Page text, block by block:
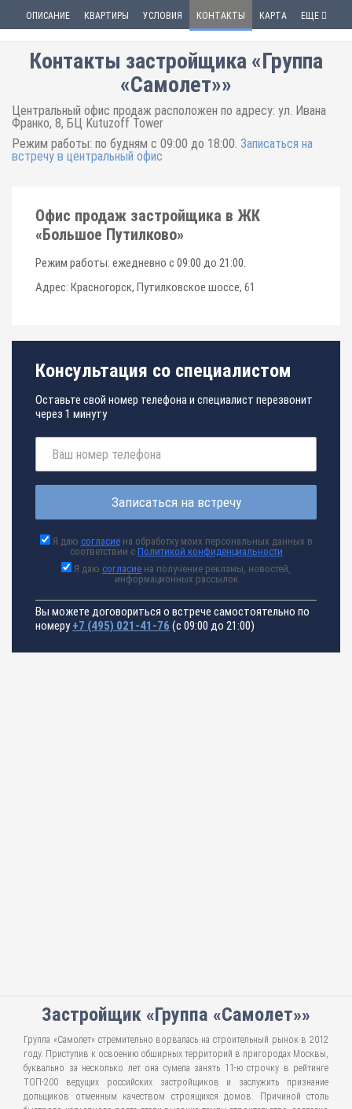
ОПИСАНИЕ КВАРТИРЫ УСЛОВИЯ КОНТАКТЫ КАРТА ЕЩЕ
Контакты застройщика «Группа
«Самолет»»
Центральный офис продаж расположен по адресу: ул. Ивана
Франко, 8, БЦ Kutuzoff Tower
Режим работы: по будням с 09:00 до 18:00. Записаться на
встречу в центральный офис
Офис продаж застройщика в ЖК
«Большое Путилково»
Режим работы: ежедневно с 09:00 до 21:00.
Адрес: Красногорск, Путилковское шоссе, 61
Консультация со специалистом
Оставьте свой номер телефона и специалист перезвонит
через 1 минуту
Записаться на встречу
Я даю согласиена обработку моих персональных данных в
соответствии с Политикой конфиденциальности
Я даю согласие на получение рекламы, новостей,
информационных рассылок
Вы можете договориться о встрече самостоятельно по
номеру+7 (495) 021-41-76 (с 09:00 до 21:00)
Застройщик «Группа «Самолет»»
Группа «Самолет» стремительно ворвалась на строительный рынок в 2012
году. Приступив к освоению обширных территорий в пригородах Москвы,
буквально за несколько лет она сумела занять 11-ю строчку в рейтинге
ТОП-200 ведущих российских застройщиков и заслужить признание
дольщиков отменным качеством строящихся домов. Причиной столь